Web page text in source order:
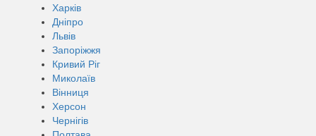
Харків
Дніпро
Львів
Запоріжжя
Кривий Ріг
Миколаїв
Вінниця
Херсон
Чернігів